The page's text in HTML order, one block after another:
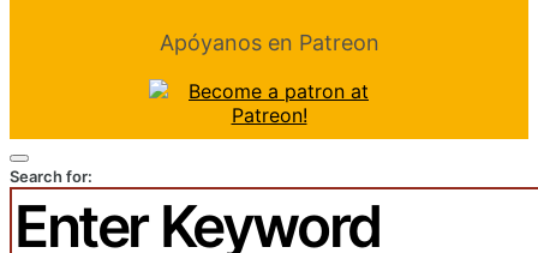
Apóyanos en Patreon
Search for: